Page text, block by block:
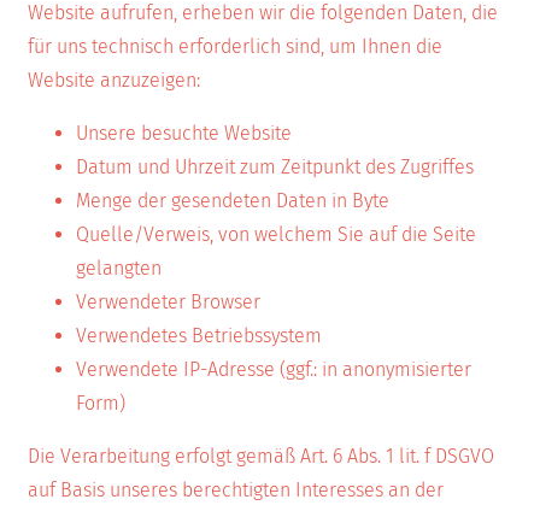
Website aufrufen, erheben wir die folgenden Daten, die
für uns technisch erforderlich sind, um Ihnen die
Website anzuzeigen:
Unsere besuchte Website
Datum und Uhrzeit zum Zeitpunkt des Zugriffes
Menge der gesendeten Daten in Byte
Quelle/Verweis, von welchem Sie auf die Seite
gelangten
Verwendeter Browser
Verwendetes Betriebssystem
Verwendete IP-Adresse (ggf.: in anonymisierter
Form)
Die Verarbeitung erfolgt gemäß Art. 6 Abs. 1 lit. f DSGVO
auf Basis unseres berechtigten Interesses an der